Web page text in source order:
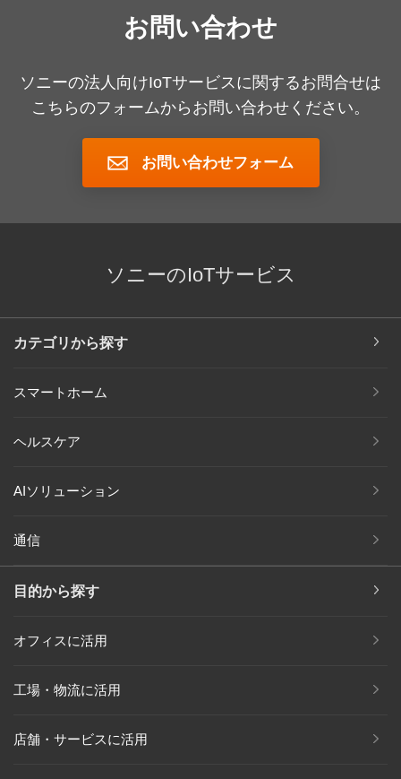
お問い合わせ
ソニーの法人向けIoTサービスに関するお問合せは
こちらのフォームからお問い合わせください。
お問い合わせフォーム
ソニーのIoTサービス
カテゴリから探す
スマートホーム
ヘルスケア
AIソリューション
通信
目的から探す
オフィスに活用
工場・物流に活用
店舗・サービスに活用